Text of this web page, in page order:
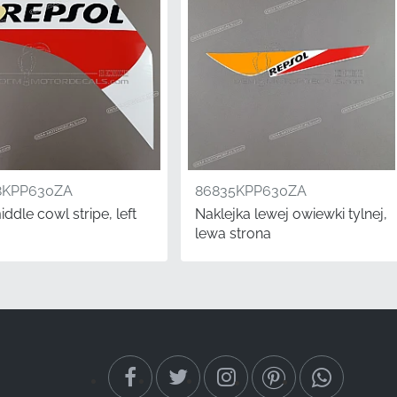
każdą naklejką
oferuje
wyczynowej. Wybór
cowl stripe, left
86835KPP630ZA
Naklejka lewej owiewki tylnej,
lewa strona